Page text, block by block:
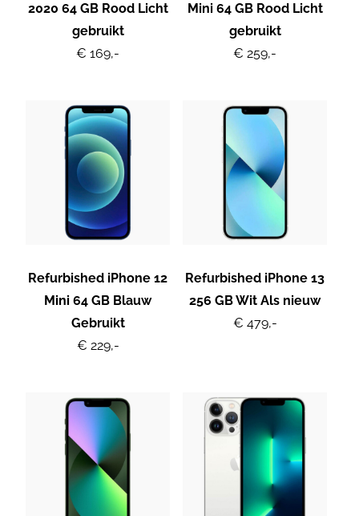
2020 64 GB Rood Licht
gebruikt
€ 169,-
Mini 64 GB Rood Licht
gebruikt
€ 259,-
Refurbished iPhone 12
Mini 64 GB Blauw
Gebruikt
€ 229,-
Refurbished iPhone 13
256 GB Wit Als nieuw
€ 479,-